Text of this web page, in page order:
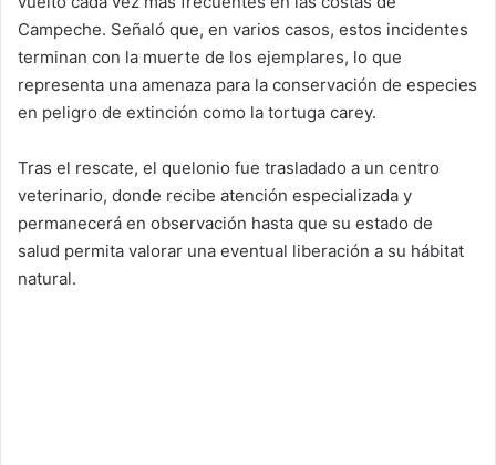
Campeche. Señaló que, en varios casos, estos incidentes
terminan con la muerte de los ejemplares, lo que
representa una amenaza para la conservación de especies
en peligro de extinción como la tortuga carey.
Tras el rescate, el quelonio fue trasladado a un centro
veterinario, donde recibe atención especializada y
permanecerá en observación hasta que su estado de
salud permita valorar una eventual liberación a su hábitat
natural.